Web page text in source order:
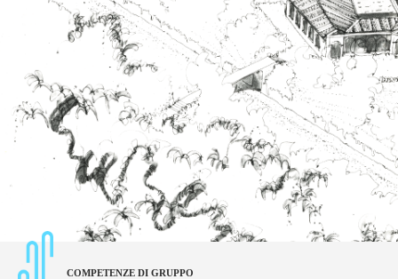
COMPETENZE DI GRUPPO